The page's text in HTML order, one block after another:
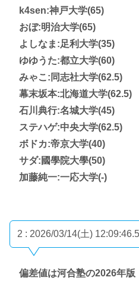
k4sen:神戸大学(65)
おぼ:明治大学(65)
よしなま:足利大学(35)
ゆゆうた:都立大学(60)
みゃこ:同志社大学(62.5)
幕末坂本:北海道大学(62.5)
石川典行:名城大学(45)
ステハゲ:中央大学(62.5)
ボドカ:帝京大学(40)
サダ:國學院大學(50)
加藤純一:一応大学(-)
2 : 2026/03/14(土)
偏差値は河合塾の2026年版